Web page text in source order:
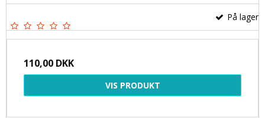
På lager
110,00 DKK
VIS PRODUKT